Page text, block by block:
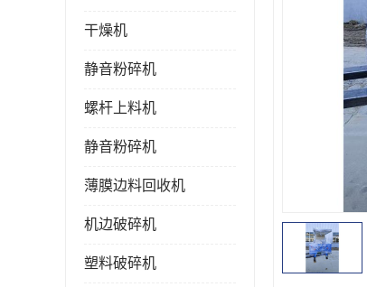
干燥机
静音粉碎机
螺杆上料机
静音粉碎机
薄膜边料回收机
机边破碎机
塑料破碎机